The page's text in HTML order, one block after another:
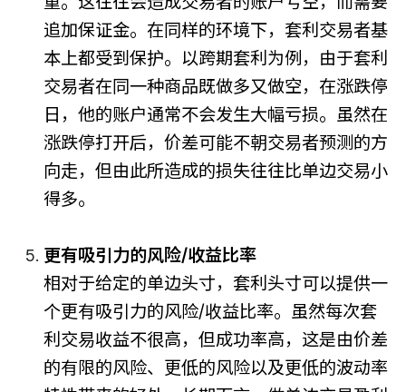
追加保证金。在同样的环境下，套利交易者基
本上都受到保护。以跨期套利为例，由于套利
交易者在同一种商品既做多又做空，在涨跌停
日，他的账户通常不会发生大幅亏损。虽然在
涨跌停打开后，价差可能不朝交易者预测的方
向走，但由此所造成的损失往往比单边交易小
得多。
更有吸引力的风险/收益比率
相对于给定的单边头寸，套利头寸可以提供一
个更有吸引力的风险/收益比率。虽然每次套
利交易收益不很高，但成功率高，这是由价差
的有限的风险、更低的风险以及更低的波动率